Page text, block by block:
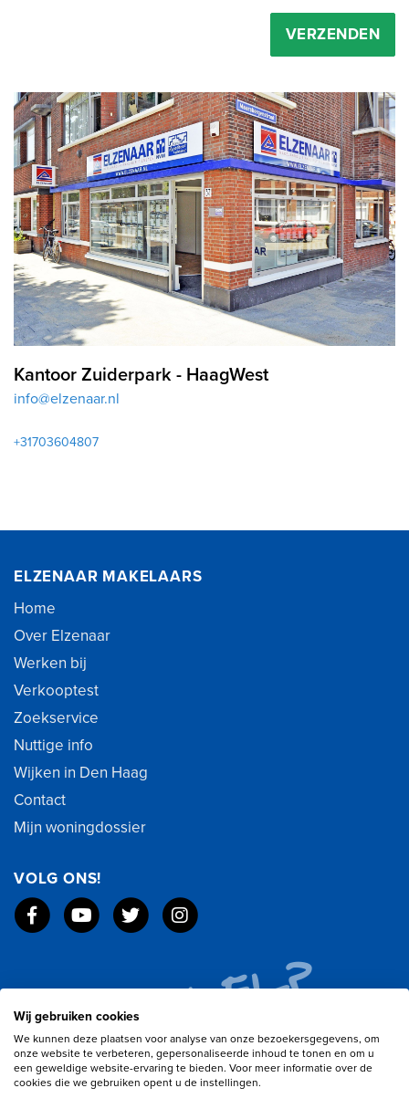
VERZENDEN
Kantoor Zuiderpark - HaagWest
info@elzenaar.nl
+31703604807
ELZENAAR MAKELAARS
Home
Over Elzenaar
Werken bij
Verkooptest
Zoekservice
Nuttige info
Wijken in Den Haag
Contact
Mijn woningdossier
VOLG ONS!
Wij gebruiken cookies
We kunnen deze plaatsen voor analyse van onze bezoekersgegevens, om
onze website te verbeteren, gepersonaliseerde inhoud te tonen en om u
een geweldige website-ervaring te bieden. Voor meer informatie over de
cookies die we gebruiken opent u de instellingen.